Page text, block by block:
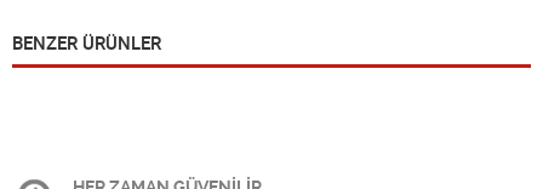
BENZER ÜRÜNLER